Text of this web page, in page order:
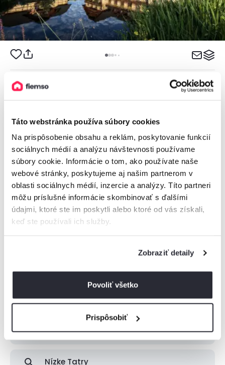
Táto webstránka používa súbory cookies
Na prispôsobenie obsahu a reklám, poskytovanie funkcií
sociálnych médií a analýzu návštevnosti používame
súbory cookie. Informácie o tom, ako používate naše
webové stránky, poskytujeme aj našim partnerom v
oblasti sociálnych médií, inzercie a analýzy. Títo partneri
môžu príslušné informácie skombinovať s ďalšími
údajmi, ktoré ste im poskytli alebo ktoré od vás získali,
keď ste používali ich služby.
Zobraziť detaily
Povoliť všetko
Prispôsobiť
APARTMÁNY SILEAS
od60€ / noc + 7 km
najbližšom okolí.
Vysoké Tatry
Nízke Tatry